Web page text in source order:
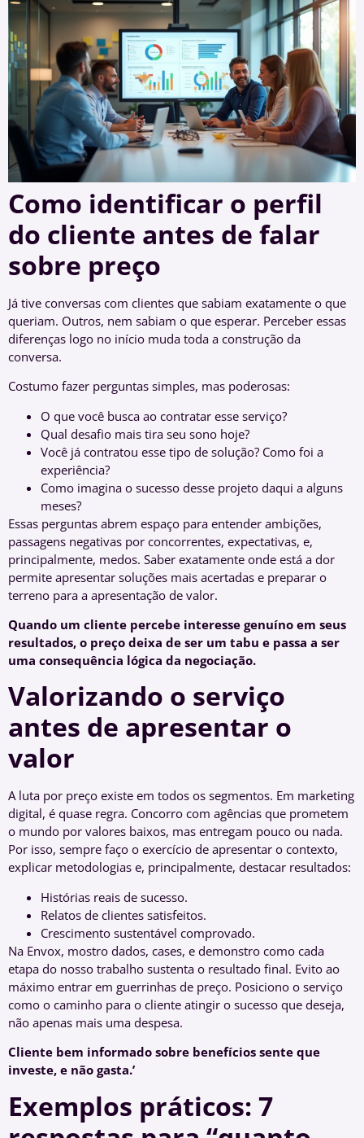
Como identificar o perfil
do cliente antes de falar
sobre preço
Já tive conversas com clientes que sabiam exatamente o que
queriam. Outros, nem sabiam o que esperar. Perceber essas
diferenças logo no início muda toda a construção da
conversa.
Costumo fazer perguntas simples, mas poderosas:
O que você busca ao contratar esse serviço?
Qual desafio mais tira seu sono hoje?
Você já contratou esse tipo de solução? Como foi a
experiência?
Como imagina o sucesso desse projeto daqui a alguns
meses?
Essas perguntas abrem espaço para entender ambições,
passagens negativas por concorrentes, expectativas, e,
principalmente, medos. Saber exatamente onde está a dor
permite apresentar soluções mais acertadas e preparar o
terreno para a apresentação de valor.
Quando um cliente percebe interesse genuíno em seus
resultados, o preço deixa de ser um tabu e passa a ser
uma consequência lógica da negociação.
Valorizando o serviço
antes de apresentar o
valor
A luta por preço existe em todos os segmentos. Em marketing
digital, é quase regra. Concorro com agências que prometem
o mundo por valores baixos, mas entregam pouco ou nada.
Por isso, sempre faço o exercício de apresentar o contexto,
explicar metodologias e, principalmente, destacar resultados:
Histórias reais de sucesso.
Relatos de clientes satisfeitos.
Crescimento sustentável comprovado.
Na Envox, mostro dados, cases, e demonstro como cada
etapa do nosso trabalho sustenta o resultado final. Evito ao
máximo entrar em guerrinhas de preço. Posiciono o serviço
como o caminho para o cliente atingir o sucesso que deseja,
não apenas mais uma despesa.
Cliente bem informado sobre benefícios sente que
investe, e não gasta.’
Exemplos práticos: 7